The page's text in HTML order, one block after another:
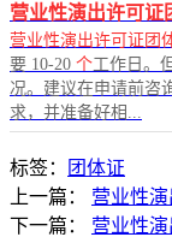
营业性演出许可证
营业性演出许可证团
要 10-20 个工作日。
况。建议在申请前咨
求，并准备好相...
标签：
团体证
上一篇：
营业性
下一篇：
营业性